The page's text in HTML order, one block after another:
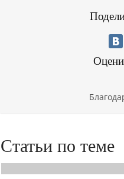
Статьи по теме